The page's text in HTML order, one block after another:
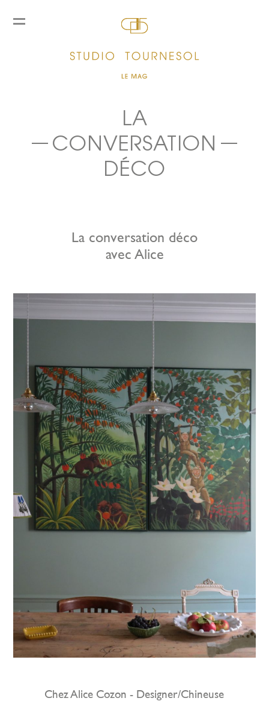
LA
CONVERSATION
DÉCO
La conversation déco
avec Alice
Chez Alice Cozon - Designer/Chineuse